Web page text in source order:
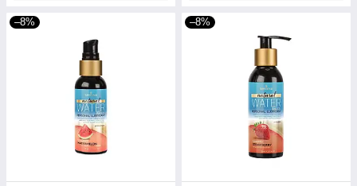
–8% –8%